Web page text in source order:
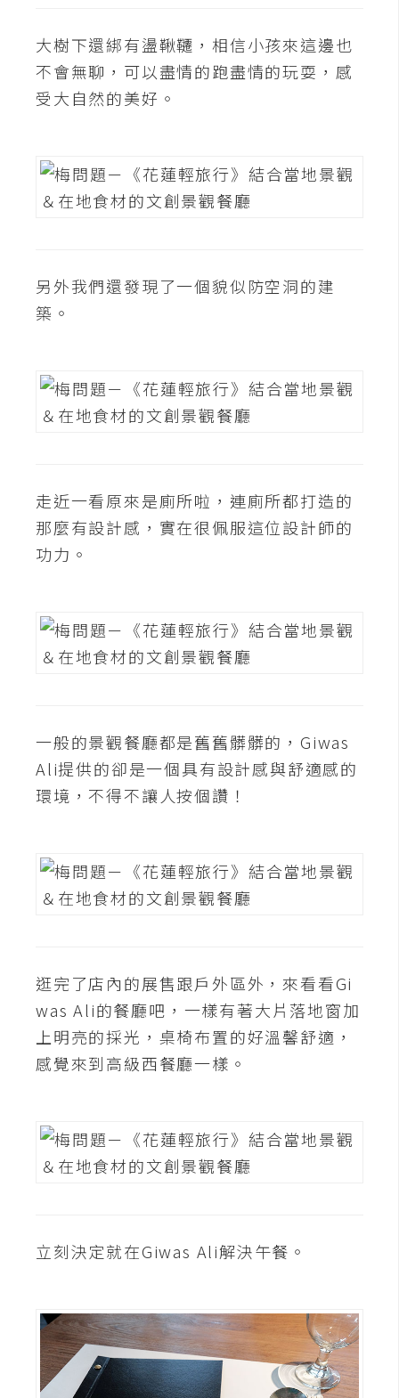
X
R
網
頁
P
H
D
o
r
伺
設
定
免
費
圖
示
免
費
版
M
A
C
箱
發
門
文
章
大樹下還綁有盪鞦韆，相信小孩來這邊也
不會無聊，可以盡情的跑盡情的玩耍，感
受大自然的美好。
另外我們還發現了一個貌似防空洞的建
築。
走近一看原來是廁所啦，連廁所都打造的
那麼有設計感，實在很佩服這位設計師的
功力。
一般的景觀餐廳都是舊舊髒髒的，Giwas
Ali提供的卻是一個具有設計感與舒適感的
環境，不得不讓人按個讚！
逛完了店內的展售跟戶外區外，來看看Gi
was Ali的餐廳吧，一樣有著大片落地窗加
上明亮的採光，桌椅布置的好溫馨舒適，
感覺來到高級西餐廳一樣。
立刻決定就在Giwas Ali解決午餐。